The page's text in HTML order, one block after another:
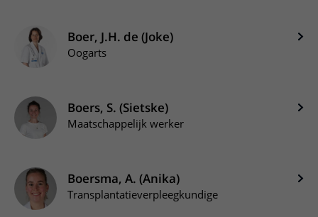
Boer, J.H. de (Joke)
Oogarts
Boers, S. (Sietske)
Maatschappelijk werker
Boersma, A. (Anika)
Transplantatieverpleegkundige